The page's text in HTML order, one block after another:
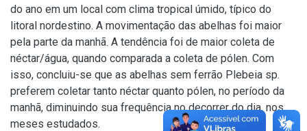
do ano em um local com clima tropical úmido, típico do
litoral nordestino. A movimentação das abelhas foi maior
pela parte da manhã. A tendência foi de maior coleta de
néctar/água, quando comparada a coleta de pólen. Com
isso, concluiu-se que as abelhas sem ferrão Plebeia sp.
preferem coletar tanto néctar quanto pólen, no período da
manhã, diminuindo sua frequência no decorrer do dia, nos
meses estudados.